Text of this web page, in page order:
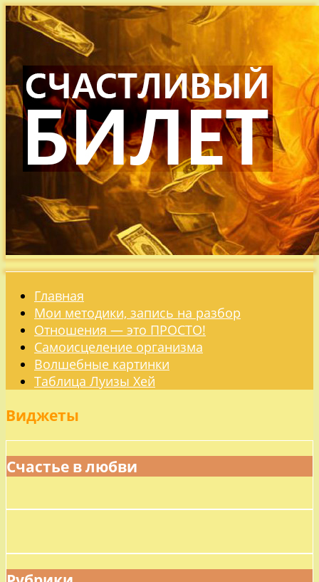
Главная
Мои методики, запись на разбор
Отношения — это ПРОСТО!
Самоисцеление организма
Волшебные картинки
Таблица Луизы Хей
Виджеты
Счастье в любви